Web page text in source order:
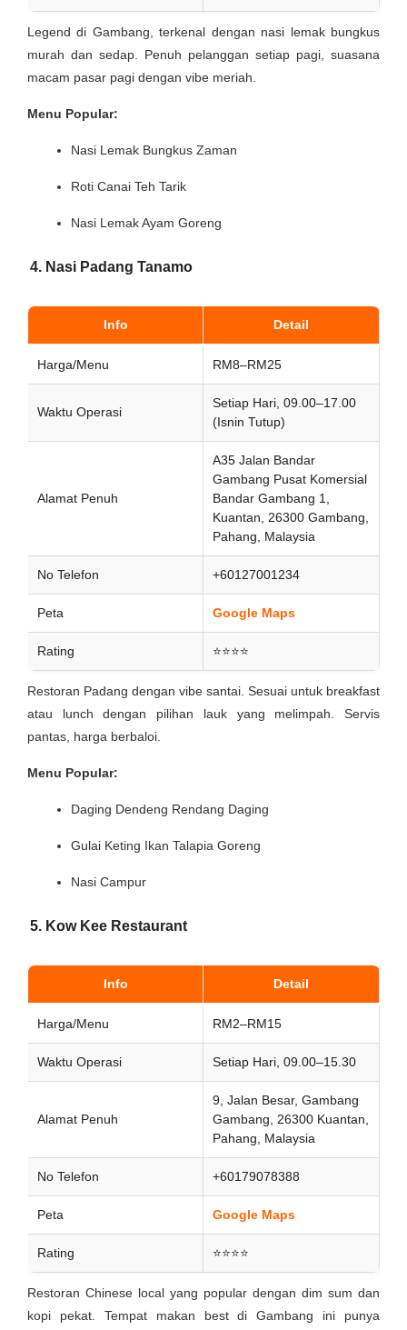
Legend di Gambang, terkenal dengan nasi lemak bungkus
murah dan sedap. Penuh pelanggan setiap pagi, suasana
macam pasar pagi dengan vibe meriah.
Menu Popular:
Nasi Lemak Bungkus Zaman
Roti Canai Teh Tarik
Nasi Lemak Ayam Goreng
4. Nasi Padang Tanamo
Info Detail
Harga/Menu RM8–RM25
Waktu Operasi
Setiap Hari, 09.00–17.00
(Isnin Tutup)
Alamat Penuh
A35 Jalan Bandar
Gambang Pusat Komersial
Bandar Gambang 1,
Kuantan, 26300 Gambang,
Pahang, Malaysia
No Telefon +60127001234
Peta Google Maps
Rating ⭐⭐⭐⭐
Restoran Padang dengan vibe santai. Sesuai untuk breakfast
atau lunch dengan pilihan lauk yang melimpah. Servis
pantas, harga berbaloi.
Menu Popular:
Daging Dendeng Rendang Daging
Gulai Keting Ikan Talapia Goreng
Nasi Campur
5. Kow Kee Restaurant
Info Detail
Harga/Menu RM2–RM15
Waktu Operasi Setiap Hari, 09.00–15.30
Alamat Penuh
9, Jalan Besar, Gambang
Gambang, 26300 Kuantan,
Pahang, Malaysia
No Telefon +60179078388
Peta Google Maps
Rating ⭐⭐⭐⭐
Restoran Chinese local yang popular dengan dim sum dan
kopi pekat. Tempat makan best di Gambang ini punya